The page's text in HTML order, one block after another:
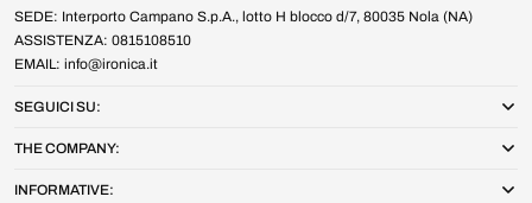
SEDE: Interporto Campano S.p.A., lotto H blocco d/7, 80035 Nola (NA)
ASSISTENZA: 0815108510
EMAIL: info@ironica.it
SEGUICI SU:
THE COMPANY:
INFORMATIVE: